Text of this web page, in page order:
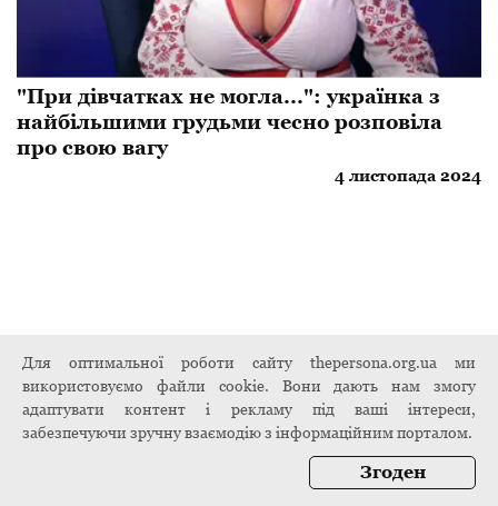
"При дівчатках не могла...": українка з
найбільшими грудьми чесно розповіла
про свою вагу
4 листопада 2024
Для оптимальної роботи сайту thepersona.org.ua ми
використовуємо файли cookie. Вони дають нам змогу
адаптувати контент і рекламу під ваші інтереси,
забезпечуючи зручну взаємодію з інформаційним порталом.
Згоден